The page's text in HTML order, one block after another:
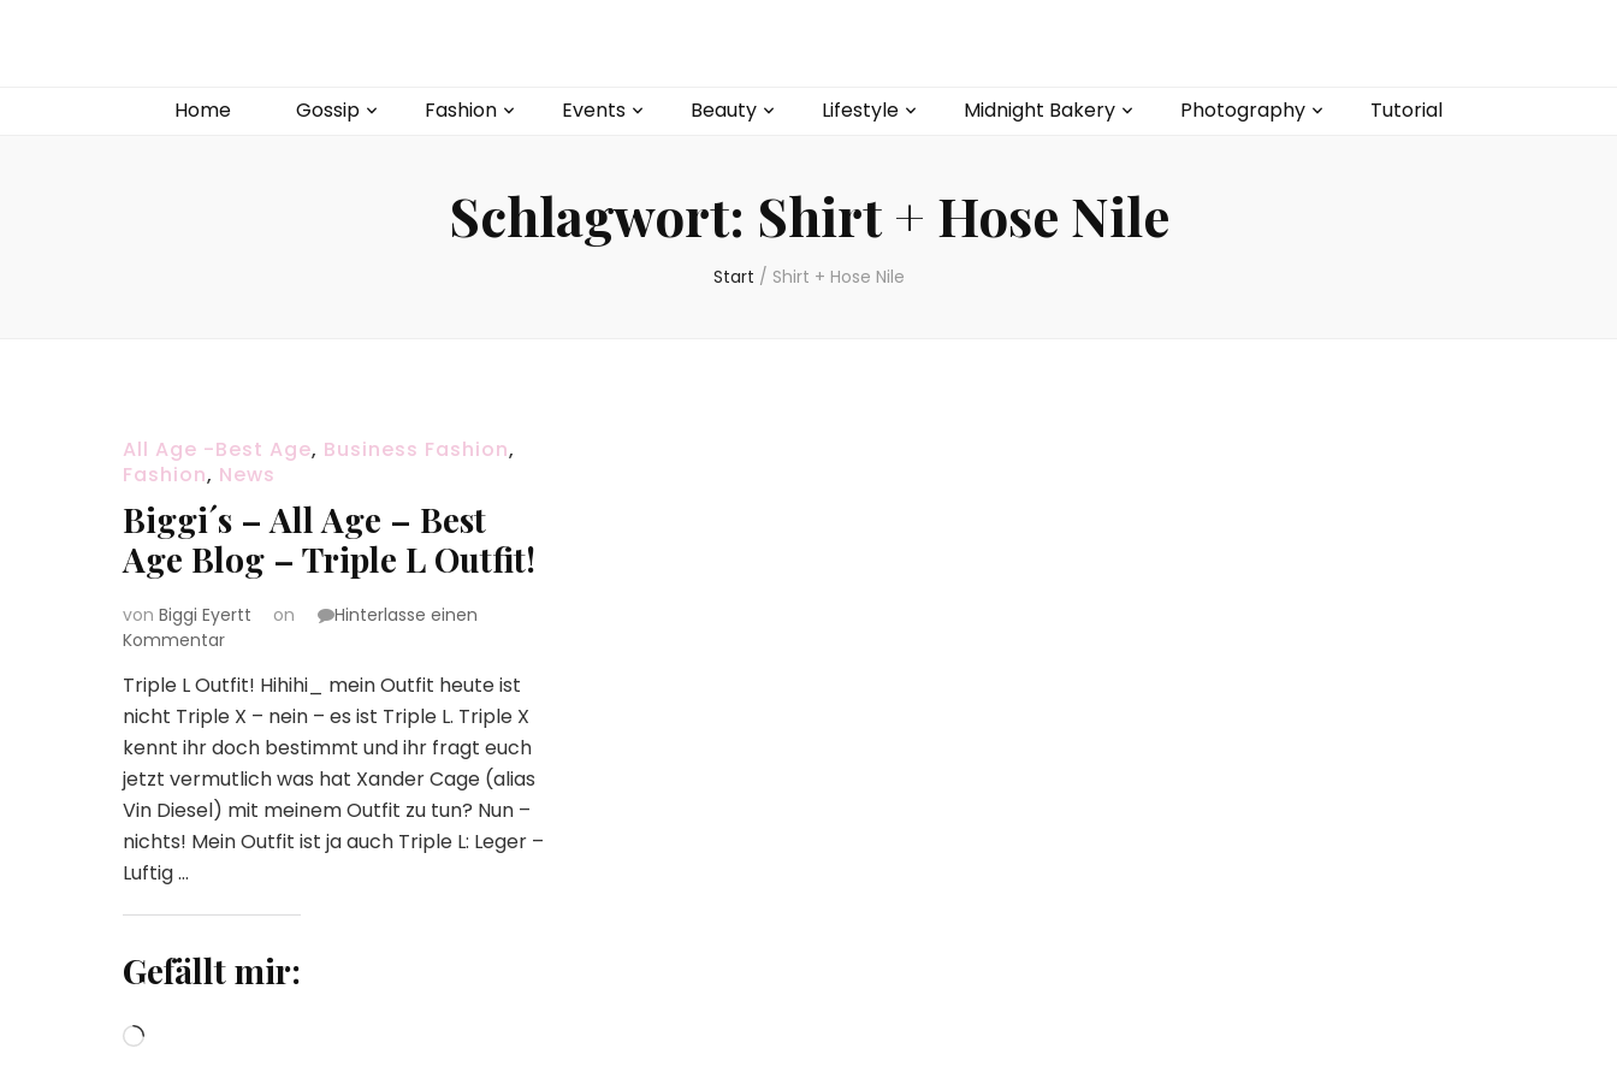
Home Gossip Fashion Events Beauty Lifestyle Midnight Bakery Photography Tutorial
Schlagwort: Shirt + Hose Nile
Start / Shirt + Hose Nile
All Age -Best Age, Business Fashion,
Fashion, News
Biggi´s – All Age – Best
Age Blog – Triple L Outfit!
von Biggi Eyertt on
Hinterlasse einen
Kommentarzu
´s
–
All
Age
–
Best
Age
Triple
Outfit!
Triple L Outfit! Hihihi_ mein Outfit heute ist
nicht Triple X – nein – es ist Triple L. Triple X
kennt ihr doch bestimmt und ihr fragt euch
jetzt vermutlich was hat Xander Cage (alias
Vin Diesel) mit meinem Outfit zu tun? Nun –
nichts! Mein Outfit ist ja auch Triple L: Leger –
Luftig …
Gefällt mir:
Wird